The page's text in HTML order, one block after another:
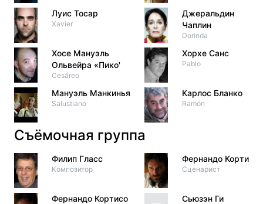
Луис Тосар
Xavier
Хосе Мануэль
Ольвейра «Пико'
Cesáreo
Мануэль Манкинья
Salustiano
Джеральдин
Чаплин
Dorinda
Хорхе Санс
Pablo
Карлос Бланко
Ramón
Съёмочная группа
Филип Гласс
Композитор
Фернандо Кортисо
Фернандо Кортисо
Сценарист
Сьюзэн Ги